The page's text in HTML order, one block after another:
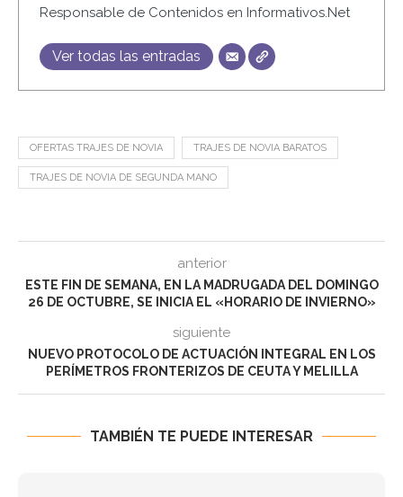
Responsable de Contenidos en Informativos.Net
Ver todas las entradas
OFERTAS TRAJES DE NOVIA TRAJES DE NOVIA BARATOS
TRAJES DE NOVIA DE SEGUNDA MANO
anterior
ESTE FIN DE SEMANA, EN LA MADRUGADA DEL DOMINGO
26 DE OCTUBRE, SE INICIA EL «HORARIO DE INVIERNO»
siguiente
NUEVO PROTOCOLO DE ACTUACIÓN INTEGRAL EN LOS
PERÍMETROS FRONTERIZOS DE CEUTA Y MELILLA
TAMBIÉN TE PUEDE INTERESAR